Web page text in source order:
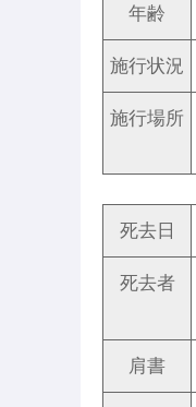
年齢
施行状況
施行場所
死去日
死去者
肩書